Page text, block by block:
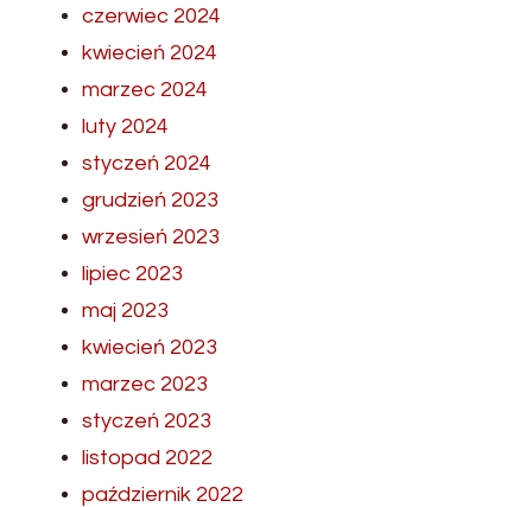
czerwiec 2024
kwiecień 2024
marzec 2024
luty 2024
styczeń 2024
grudzień 2023
wrzesień 2023
lipiec 2023
maj 2023
kwiecień 2023
marzec 2023
styczeń 2023
listopad 2022
październik 2022